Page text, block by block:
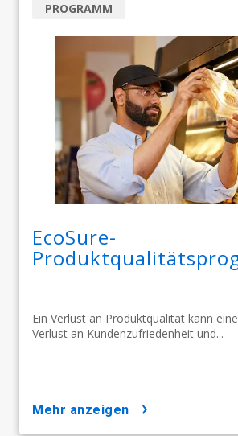
EcoSure-
Ein Verlust an Produktqualität kann
Verlust an Kundenzufriedenheit und...
PROGRAMM
mehr anzeigen